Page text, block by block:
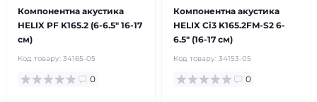
Компонентна акустика
HELIX PF K165.2 (6-6.5″ 16-17
см)
Код товару: 34165-05
0
Компонентна акустика
HELIX Ci3 K165.2FM-S2 6-
6.5″ (16-17 см)
Код товару: 34153-05
0